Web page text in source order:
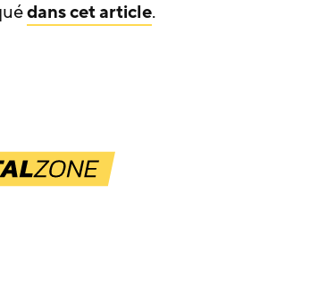
dans cet article.